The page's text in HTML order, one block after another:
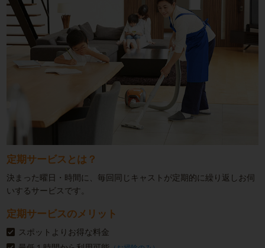
定期サービスとは？
決まった曜日・時間に、毎回同じキャストが定期的に繰り返しお伺
いするサービスです。
定期サービスのメリット
スポットよりお得な料金